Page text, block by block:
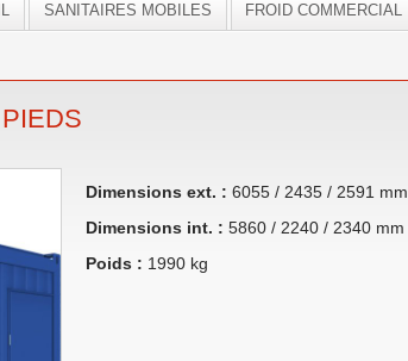
SANITAIRES MOBILES FROID COMMERCIAL
Dimensions ext. : 6055 / 2435 / 2591 mm
Dimensions int. : 5860 / 2240 / 2340 mm
Poids : 1990 kg